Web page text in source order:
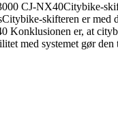
CJ-NX40Citybike-
skifteren er
er, at
med systemet gør